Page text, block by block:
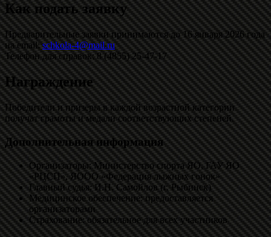
Как подать заявку
Предварительные заявки принимаются до 16 января 2026 года
на email:schkola-4@mail.ru
Телефон для справок: 8 (4855) 25-47-17
Награждение
Победители и призеры в каждой возрастной категории
получат грамоты и медали соответствующих степеней.
Дополнительная информация
Организаторы: Министерство спорта ЯО, ГАУ ЯО
«РЦСП», ЯООО «Федерация лыжных гонок»
Главный судья: И.Н. Самойлов (г. Рыбинск)
Медицинское обеспечение: предоставляется
организаторами
Страхование: обязательное для всех участников